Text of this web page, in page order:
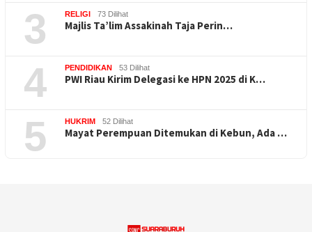
3 RELIGI 73 Dilihat
Majlis Ta’lim Assakinah Taja Perin…
4 PENDIDIKAN 53 Dilihat
PWI Riau Kirim Delegasi ke HPN 2025 di K…
5 HUKRIM 52 Dilihat
Mayat Perempuan Ditemukan di Kebun, Ada …